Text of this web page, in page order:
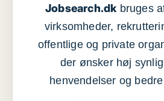
Jobsearch.dkbruges
virksomheder,
offentlige og private
der ønsker høj
henvendelser og